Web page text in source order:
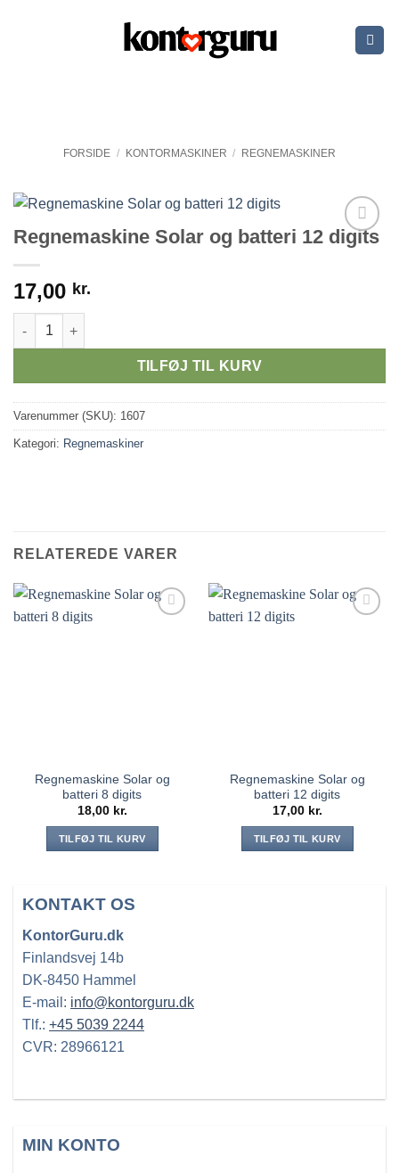
FORSIDE / KONTORMASKINER / REGNEMASKINER
Regnemaskine Solar og batteri 12 digits
17,00 kr.
Regnemaskine Solar og batteri 12 digits antal
TILFØJ TIL KURV
Varenummer (SKU): 1607
Kategori: Regnemaskiner
RELATEREDE VARER
Regnemaskine Solar og
batteri 8 digits
18,00 kr.
TILFØJ TIL KURV
Regnemaskine Solar og
batteri 12 digits
17,00 kr.
TILFØJ TIL KURV
KONTAKT OS
KontorGuru.dk
Finlandsvej 14b
DK-8450 Hammel
E-mail: info@kontorguru.dk
Tlf.: +45 5039 2244
CVR: 28966121
MIN KONTO